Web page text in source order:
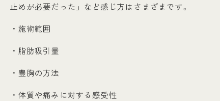
止めが必要だった」など感じ方はさまざまです。
・施術範囲
・脂肪吸引量
・豊胸の方法
・体質や痛みに対する感受性